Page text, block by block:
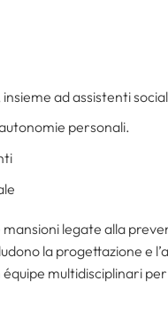
ad assistenti
personali.
legate alla
la progettazione e
multidisciplinari